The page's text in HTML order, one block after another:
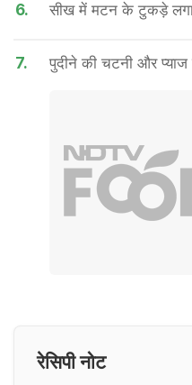
6. सीख में मटन के टुकड़े
7. पुदीने की चटनी और
रेसिपी नोट